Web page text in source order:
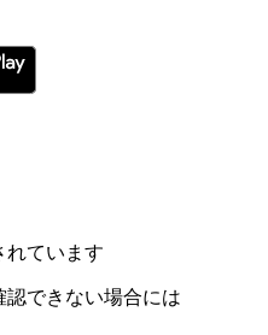
れています
認できない場合には